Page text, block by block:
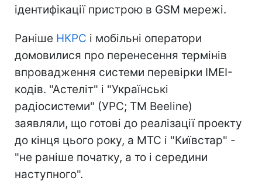
ідентифікації пристрою в GSM мережі.
Раніше НКРС і мобільні оператори
домовилися про перенесення термінів
впровадження системи перевірки IMEI-
кодів. "Астеліт" і "Українські
радіосистеми" (УРС; ТМ Beeline)
заявляли, що готові до реалізації проекту
до кінця цього року, а МТС і "Київстар" -
"не раніше початку, а то і середини
наступного".